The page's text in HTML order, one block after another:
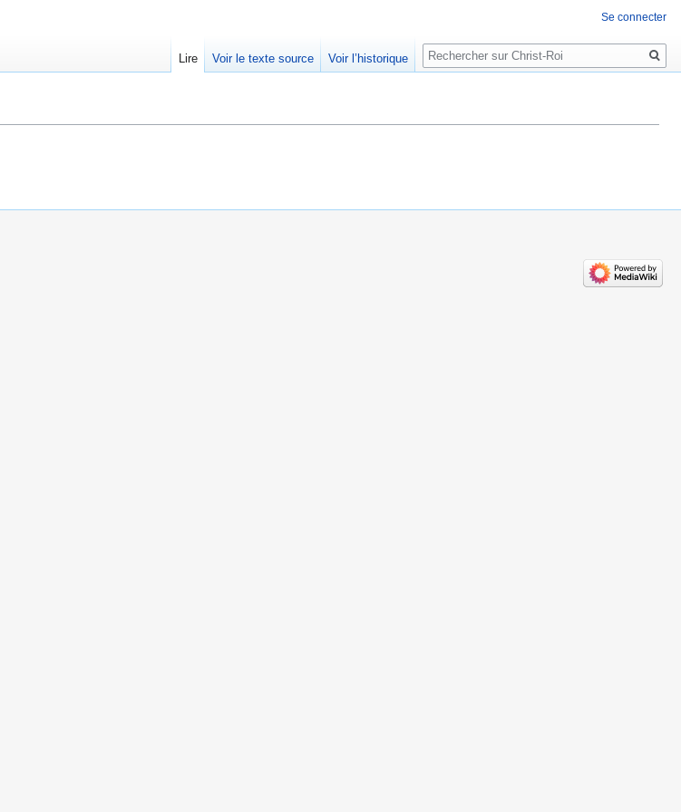
Se connecter
Lire Voir le texte source Voir l’historique
Rechercher